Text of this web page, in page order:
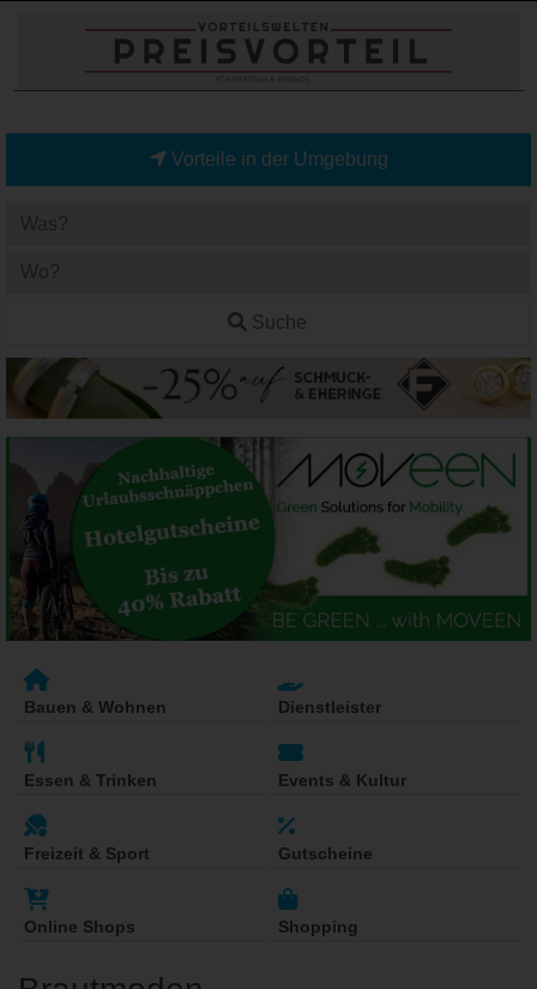
Vorteile in der Umgebung
Suche
Bauen & Wohnen Dienstleister
Essen & Trinken Events & Kultur
Freizeit & Sport Gutscheine
Online Shops Shopping